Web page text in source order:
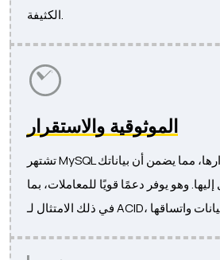
الكثيفة.
الموثوقية والاستقرار
تشتهر MySQL بموثوقيتها واستقرارها، مما يضمن أن بياناتك
وهو يوفر دعمًا قويًا للمعاملات، بما